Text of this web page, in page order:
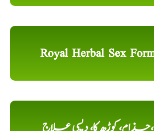
Royal Herbal Sex